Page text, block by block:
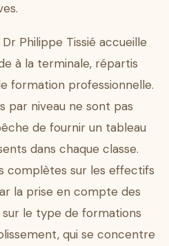
Philippe Tissié accueille
à la terminale, répartis
formation professionnelle.
par niveau ne sont pas
de fournir un tableau
dans chaque classe.
complètes sur les effectifs
la prise en compte des
le type de formations
qui se concentre